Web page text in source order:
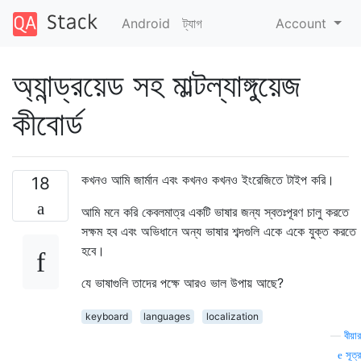
Android ট্যাগ Account
অ্যান্ড্রয়েড সহ মাল্টল্যাঙ্গুয়েজ
কীবোর্ড
18
কখনও আমি জার্মান এবং কখনও কখনও ইংরেজিতে টাইপ করি।
আমি মনে করি কেবলমাত্র একটি ভাষার জন্য স্বতঃপূরণ চালু করতে
সক্ষম হব এবং অভিধানে অন্য ভাষার শব্দগুলি একে একে যুক্ত করতে
হবে।
যে ভাষাগুলি তাদের পক্ষে আরও ভাল উপায় আছে?
keyboard languages
localization
বীয়ার
সূত্র